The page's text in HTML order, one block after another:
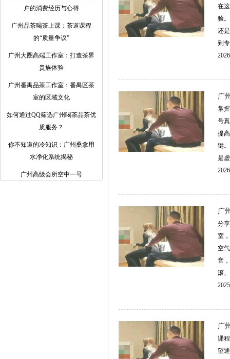
户的消费经历与心得
广州品茶喝茶上课：茶道课程
的“质量争议”
广州大圈高端工作室：打造茶界
贵族体验
广州番禺品茶工作室：番禺区茶
室的区域文化
如何通过QQ筛选广州喝茶品茶优
质服务？
你不知道的冷知识：广州桑拿用
水净化系统揭秘
广州高级会所空中一号
在
验
还
到
广
掌
号
提
键
是
广
分
室
空
音
滚
广
课
望